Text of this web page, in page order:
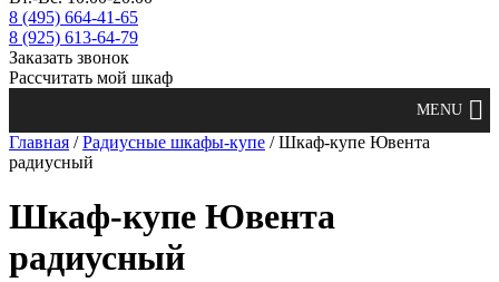
8 (495) 664-41-65
8 (925) 613-64-79
Заказать звонок
Рассчитать мой шкаф
Главная /Радиусные шкафы-купе / Шкаф-купе Ювента
радиусный
Шкаф-купе Ювента
радиусный